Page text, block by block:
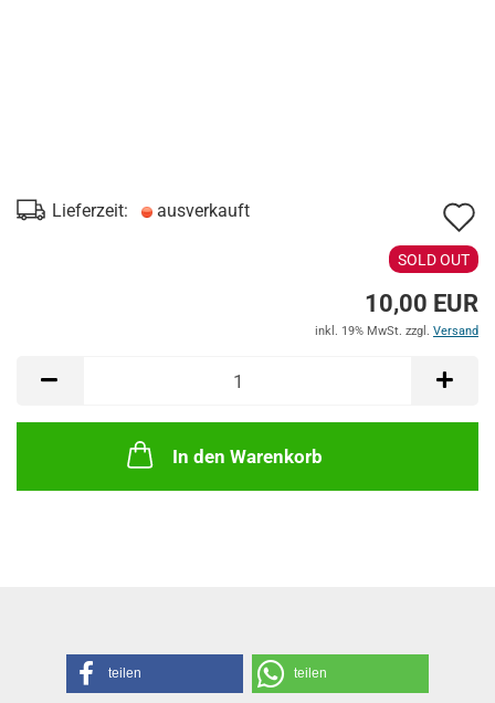
Lieferzeit: ausverkauft
SOLD OUT
10,00 EUR
inkl. 19% MwSt. zzgl. Versand
In den Warenkorb
teilen teilen